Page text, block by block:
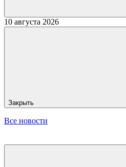
10 августа 2026
Закрыть
Все новости